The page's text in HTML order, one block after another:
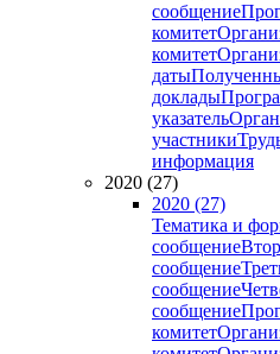
сообщение
комитет
комитет
даты
доклады
указатель
участники
информация
2020 (27)
2020 (27)
Тематика и
сообщение
сообщение
сообщение
сообщение
комитет